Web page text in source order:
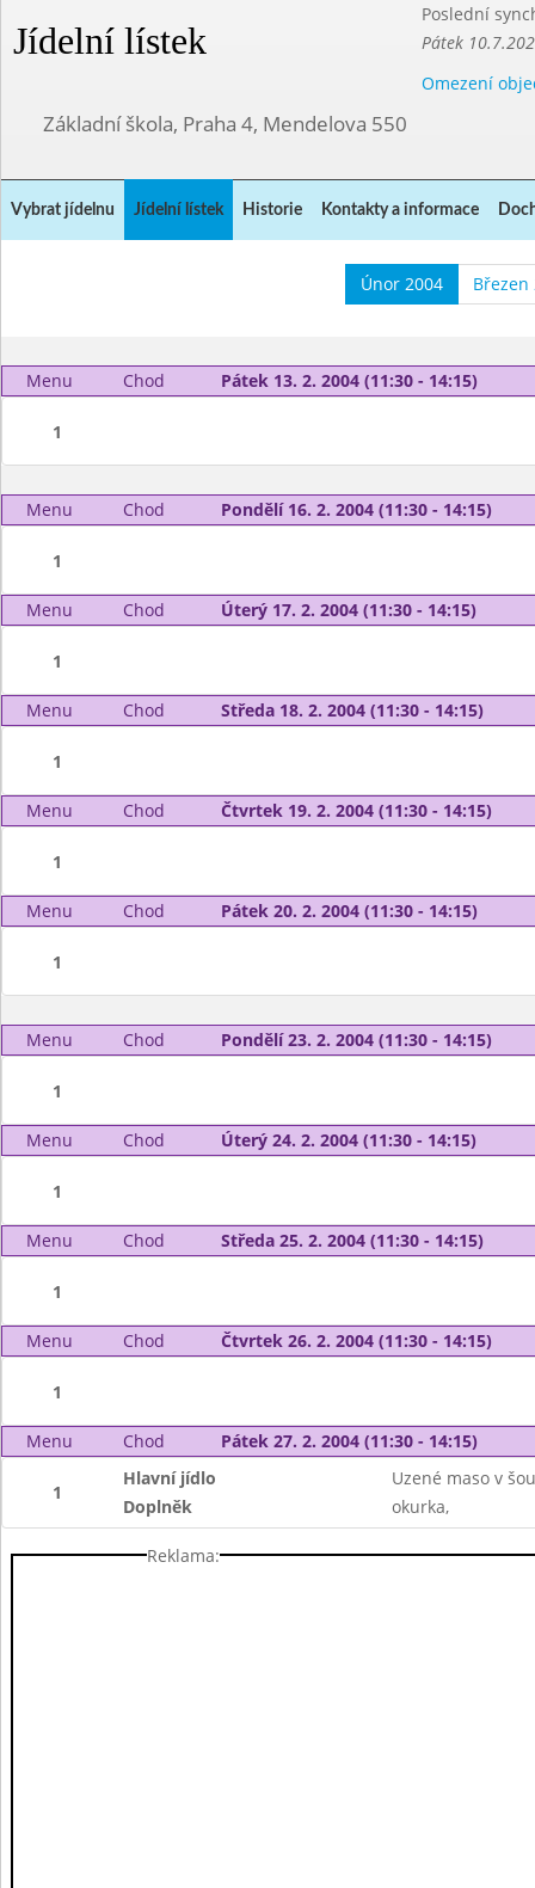
Jídelní lístek
Poslední
Pátek
Omezení
Základní škola, Praha 4, Mendelova 550
Vybrat jídelnu Jídelní lístek Historie Kontakty a informace
Únor 2004 Březen
Menu Chod Pátek 13. 2. 2004 (11:30 - 14:15)
1
Menu Chod Pondělí 16. 2. 2004 (11:30 - 14:15)
1
Menu Chod Úterý 17. 2. 2004 (11:30 - 14:15)
1
Menu Chod Středa 18. 2. 2004 (11:30 - 14:15)
1
Menu Chod Čtvrtek 19. 2. 2004 (11:30 - 14:15)
1
Menu Chod Pátek 20. 2. 2004 (11:30 - 14:15)
1
Menu Chod Pondělí 23. 2. 2004 (11:30 - 14:15)
1
Menu Chod Úterý 24. 2. 2004 (11:30 - 14:15)
1
Menu Chod Středa 25. 2. 2004 (11:30 - 14:15)
1
Menu Chod Čtvrtek 26. 2. 2004 (11:30 - 14:15)
1
Menu Chod Pátek 27. 2. 2004 (11:30 - 14:15)
1
Hlavní jídlo
Uzené maso v
Doplněk
okurka,
Reklama: